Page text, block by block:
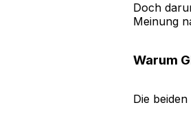
Doch
Meinung
Warum
Die